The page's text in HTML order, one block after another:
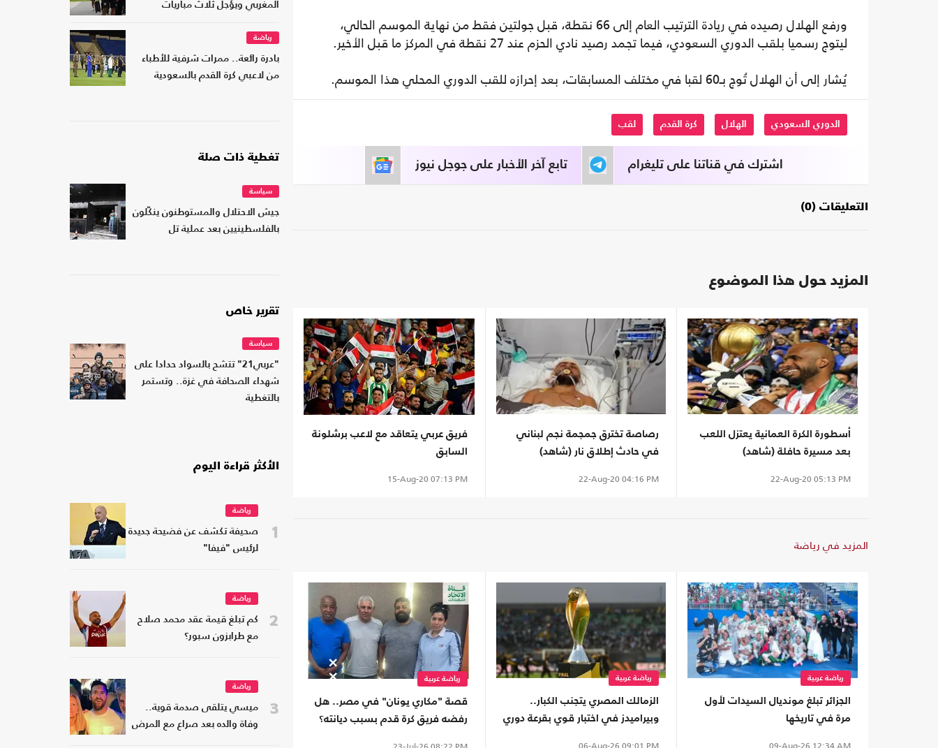
ورفع الهلال رصيده في ريادة الترتيب العام إلى 66 نقطة، قبل جولتين فقط من نهاية الموسم الحالي،
ليتوج رسميا بلقب الدوري السعودي، فيما تجمد رصيد نادي الحزم عند 27 نقطة في المركز ما قبل الأخير.
يُشار إلى أن الهلال تُوج بـ60 لقبا في مختلف المسابقات، بعد إحرازه للقب الدوري المحلي هذا الموسم.
الدوري السعودي الهلال كرة القدم لقب
تابع آخر الأخبار على جوجل نيوز اشترك في قناتنا على تليغرام
التعليقات (0)
المزيد حول هذا الموضوع
أسطورة الكرة العمانية يعتزل اللعب
بعد مسيرة حافلة (شاهد)
22-Aug-20 05:13 PM
رصاصة تخترق جمجمة نجم لبناني
في حادث إطلاق نار (شاهد)
22-Aug-20 04:16 PM
فريق عربي يتعاقد مع لاعب برشلونة
السابق
15-Aug-20 07:13 PM
المزيد في رياضة
رياضة عربية
الجزائر تبلغ مونديال السيدات لأول
مرة في تاريخها
رياضة عربية
الزمالك المصري يتجنب الكبار..
وبيراميدز في اختبار قوي بقرعة دوري
رياضة عربية
قصة "مكاري يونان" في مصر.. هل
رفضه فريق كرة قدم بسبب ديانته؟
المغربي ويؤجل ثلاث مباريات
رياضة
بادرة رائعة.. ممرات شرفية للأطباء
من لاعبي كرة القدم بالسعودية
تغطية ذات صلة
سياسة
جيش الاحتلال والمستوطنون ينكّلون
بالفلسطينيين بعد عملية تل
تقرير خاص
سياسة
"عربي21" تتشح بالسواد حدادا على
شهداء الصحافة في غزة.. وتستمر
بالتغطية
الأكثر قراءة اليوم
1
رياضة
صحيفة تكشف عن فضيحة جديدة
لرئيس "فيفا"
2
رياضة
كم تبلغ قيمة عقد محمد صلاح
مع طرابزون سبور؟
3
رياضة
ميسي يتلقى صدمة قوية..
وفاة والده بعد صراع مع المرض